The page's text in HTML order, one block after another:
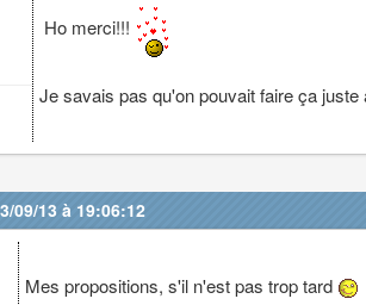
Ho merci!!!
Je savais pas qu'on pouvait faire ça juste
09/13 à 19:06:12
Mes propositions, s'il n'est pas trop tard